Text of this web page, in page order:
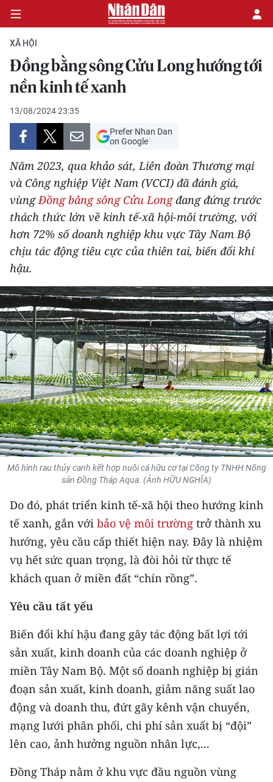
CHÍNH TRỊ
KINH TẾ
VĂN HÓA
XÃ HỘI
PHÁP LUẬT
DU LỊCH
THẾ GIỚI
THỂ THAO
GIÁO DỤC
Y TẾ
KHOA HỌC - CÔNG NGHỆ
MÔI TRƯỜNG
BẠN ĐỌC
KIỂM CHỨNG THÔNG TIN
54 DÂN TỘC VIỆT NAM
CHƯƠNG TRÌNH OCOP - MỖI XÃ
MỘT SẢN PHẨM
RADIO
MEDIA CENTER
E-Magazine
Video
Media Chính trị
Media Kinh tế
Media Văn hóa
XÃ HỘI
Đồng bằng sông Cửu Long hướng tới
nền kinh tế xanh
13/08/2024 23:35
Prefer Nhan Dan
on Google
Năm 2023, qua khảo sát, Liên đoàn Thương mại
và Công nghiệp Việt Nam (VCCI) đã đánh giá,
vùngĐồng bằng sông Cửu Longđang đứng trước
thách thức lớn về kinh tế-xã hội-môi trường, với
hơn 72% số doanh nghiệp khu vực Tây Nam Bộ
chịu tác động tiêu cực của thiên tai, biến đổi khí
hậu.
Mô hình rau thủy canh kết hợp nuôi cá hữu cơ tại Công ty TNHH Nông
sản Đồng Tháp Aqua. (Ảnh HỮU NGHĨA)
Do đó, phát triển kinh tế-xã hội theo hướng kinh
tế xanh, gắn với bảo vệ môi trường trở thành xu
hướng, yêu cầu cấp thiết hiện nay. Đây là nhiệm
vụ hết sức quan trọng, là đòi hỏi từ thực tế
khách quan ở miền đất “chín rồng”.
Yêu cầu tất yếu
Biến đổi khí hậu đang gây tác động bất lợi tới
sản xuất, kinh doanh của các doanh nghiệp ở
miền Tây Nam Bộ. Một số doanh nghiệp bị gián
đoạn sản xuất, kinh doanh, giảm năng suất lao
động và doanh thu, đứt gãy kênh vận chuyển,
mạng lưới phân phối, chi phí sản xuất bị “đội”
lên cao, ảnh hưởng nguồn nhân lực,...
Đồng Tháp nằm ở khu vực đầu nguồn vùng